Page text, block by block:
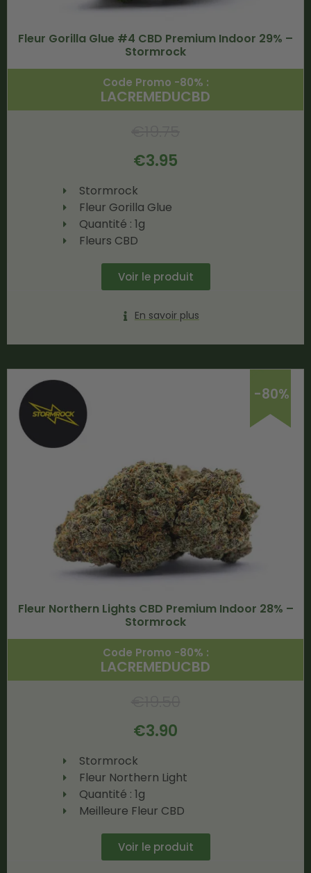
Fleur Gorilla Glue #4 CBD Premium Indoor 29% –
Stormrock
Code Promo -80% :
LACREMEDUCBD
€3.95
Stormrock
Fleur Gorilla Glue
Quantité : 1g
Fleurs CBD
Voir le produit
En savoir plus
-80%
Fleur Northern Lights CBD Premium Indoor 28% –
Stormrock
Code Promo -80% :
LACREMEDUCBD
€3.90
Stormrock
Fleur Northern Light
Quantité : 1g
Meilleure Fleur CBD
Voir le produit